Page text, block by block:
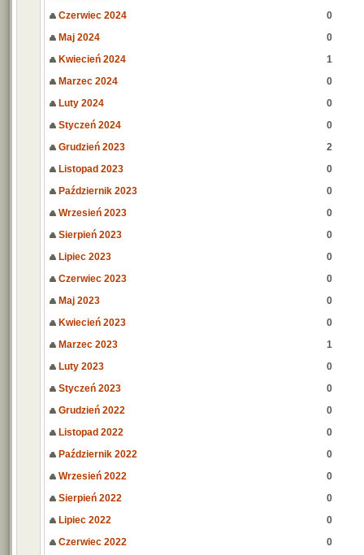
Czerwiec 2024
0
Maj 2024
0
Kwiecień 2024
1
Marzec 2024
0
Luty 2024
0
Styczeń 2024
0
Grudzień 2023
2
Listopad 2023
0
Październik 2023
0
Wrzesień 2023
0
Sierpień 2023
0
Lipiec 2023
0
Czerwiec 2023
0
Maj 2023
0
Kwiecień 2023
0
Marzec 2023
1
Luty 2023
0
Styczeń 2023
0
Grudzień 2022
0
Listopad 2022
0
Październik 2022
0
Wrzesień 2022
0
Sierpień 2022
0
Lipiec 2022
0
Czerwiec 2022
0